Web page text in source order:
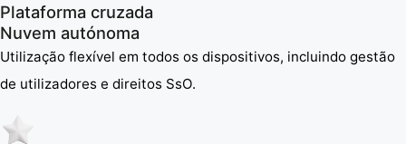
Plataforma cruzada
Nuvem autónoma
Utilização flexível em todos os dispositivos, incluindo gestão
de utilizadores e direitos SsO.